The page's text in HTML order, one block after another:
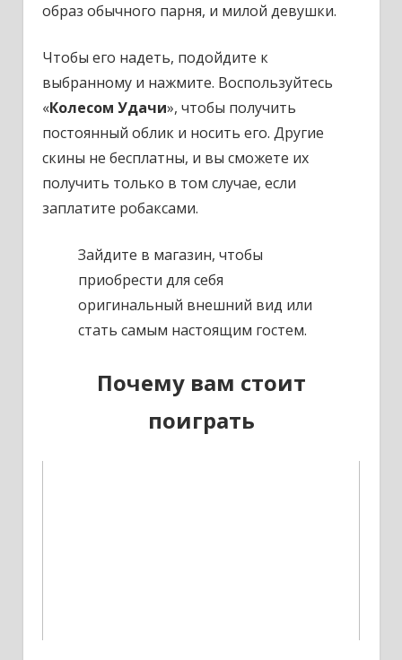
образ обычного парня, и милой девушки.
Чтобы его надеть, подойдите к
выбранному и нажмите. Воспользуйтесь
«Колесом Удачи», чтобы получить
постоянный облик и носить его. Другие
скины не бесплатны, и вы сможете их
получить только в том случае, если
заплатите робаксами.
Зайдите в магазин, чтобы
приобрести для себя
оригинальный внешний вид или
стать самым настоящим гостем.
Почему вам стоит
поиграть